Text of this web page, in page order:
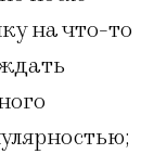
на что-то